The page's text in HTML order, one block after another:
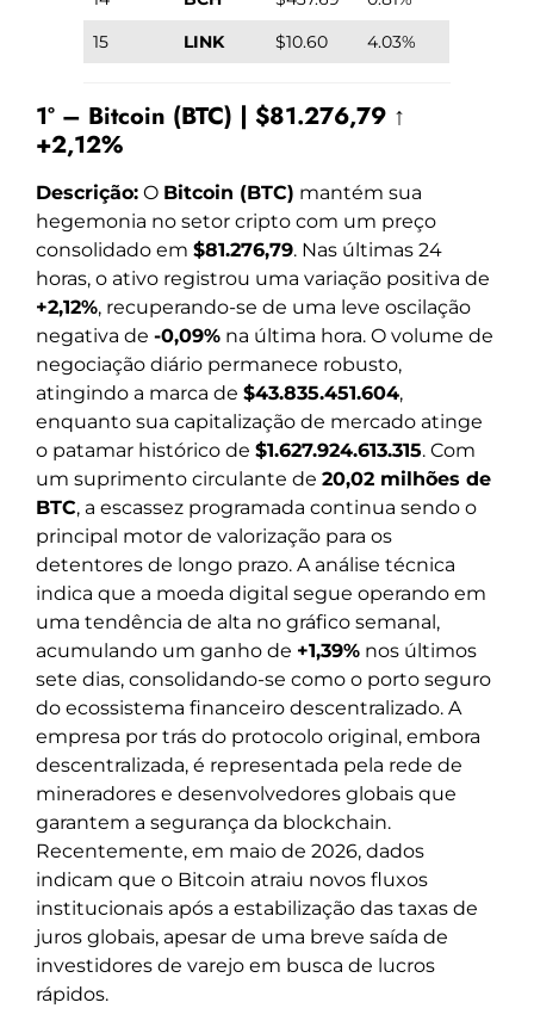
15
LINK $10.60 4.03%
1º – Bitcoin (BTC) | $81.276,79 ↑
+2,12%
Descrição: O Bitcoin (BTC) mantém sua
hegemonia no setor cripto com um preço
consolidado em $81.276,79. Nas últimas 24
horas, o ativo registrou uma variação positiva de
+2,12%, recuperando-se de uma leve oscilação
negativa de -0,09% na última hora. O volume de
negociação diário permanece robusto,
atingindo a marca de $43.835.451.604,
enquanto sua capitalização de mercado atinge
o patamar histórico de $1.627.924.613.315. Com
um suprimento circulante de 20,02 milhões de
BTC, a escassez programada continua sendo o
principal motor de valorização para os
detentores de longo prazo. A análise técnica
indica que a moeda digital segue operando em
uma tendência de alta no gráfico semanal,
acumulando um ganho de +1,39% nos últimos
sete dias, consolidando-se como o porto seguro
do ecossistema financeiro descentralizado. A
empresa por trás do protocolo original, embora
descentralizada, é representada pela rede de
mineradores e desenvolvedores globais que
garantem a segurança da blockchain.
Recentemente, em maio de 2026, dados
indicam que o Bitcoin atraiu novos fluxos
institucionais após a estabilização das taxas de
juros globais, apesar de uma breve saída de
investidores de varejo em busca de lucros
rápidos.